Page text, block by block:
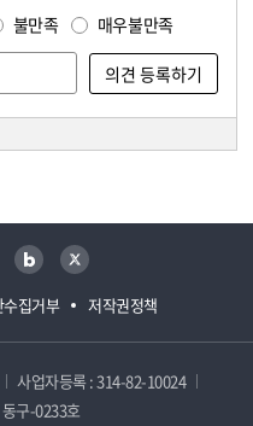
불만족 매우불만족
집거부 저작권정책
블로그 트위터
사업자등록 : 314-82-10024
구-0233호